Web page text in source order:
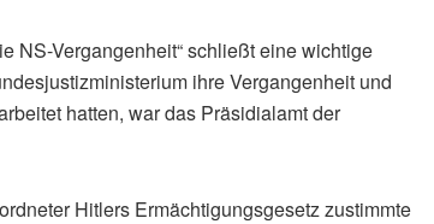
NS-Vergangenheit“ schließt eine wichtige
ihre Vergangenheit und
hatten, war das Präsidialamt der
Hitlers Ermächtigungsgesetz zustimmte